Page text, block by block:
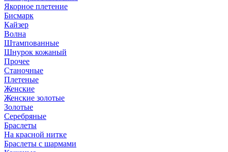
Якорное плетение
Бисмарк
Кайзер
Волна
Штампованные
Шнурок кожаный
Прочее
Станочные
Плетеные
Женские
Женские золотые
Золотые
Серебряные
Браслеты
На красной нитке
Браслеты с шармами